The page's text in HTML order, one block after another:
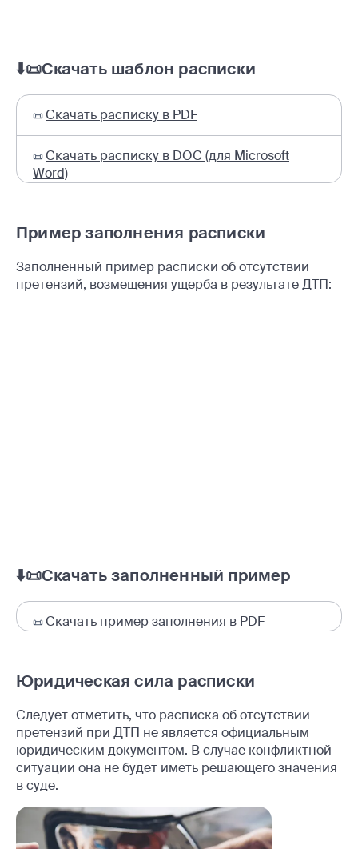
⬇️📜Скачать шаблон расписки
📜Скачать расписку в PDF
📜Скачать расписку в DOC (для Microsoft
Word)
Пример заполнения расписки
Заполненный пример расписки об отсутствии
претензий, возмещения ущерба в результате ДТП:
⬇️📜Скачать заполненный пример
📜Скачать пример заполнения в PDF
Юридическая сила расписки
Следует отметить, что расписка об отсутствии
претензий при ДТП не является официальным
юридическим документом. В случае конфликтной
ситуации она не будет иметь решающего значения
в суде.